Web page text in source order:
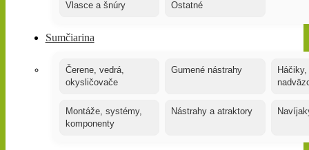
Vlasce a šnúry Ostatné
Sumčiarina
Čerene, vedrá,
okysličovače
Gumené nástrahy
Montáže, systémy,
komponenty
Nástrahy a atraktory